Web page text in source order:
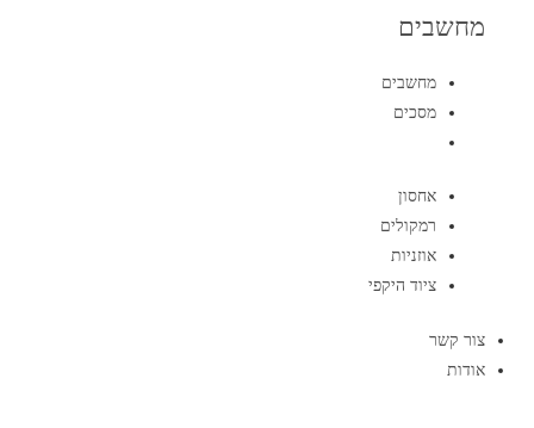
מחשבים
מחשבים
מסכים
אחסון
רמקולים
אוזניות
ציוד היקפי
צור קשר
אודות